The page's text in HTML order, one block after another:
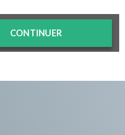
CONTINUER